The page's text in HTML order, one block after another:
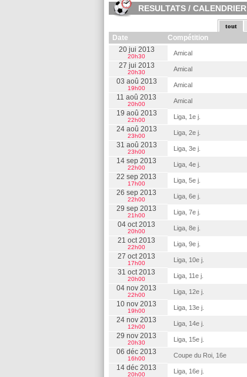
RESULTATS / CALENDRIER
tout
Date Compétition
20 jui 2013
20h30 Amical
27 jui 2013
20h30 Amical
03 aoû 2013
19h00 Amical
11 aoû 2013
20h00 Amical
19 aoû 2013
22h00 Liga, 1e j.
24 aoû 2013
23h00 Liga, 2e j.
31 aoû 2013
23h00 Liga, 3e j.
14 sep 2013
22h00 Liga, 4e j.
22 sep 2013
17h00 Liga, 5e j.
26 sep 2013
22h00 Liga, 6e j.
29 sep 2013
21h00 Liga, 7e j.
04 oct 2013
20h00 Liga, 8e j.
21 oct 2013
22h00 Liga, 9e j.
27 oct 2013
17h00 Liga, 10e j.
31 oct 2013
20h00 Liga, 11e j.
04 nov 2013
22h00 Liga, 12e j.
10 nov 2013
19h00 Liga, 13e j.
24 nov 2013
12h00 Liga, 14e j.
29 nov 2013
20h30 Liga, 15e j.
06 déc 2013
16h00 Coupe du Roi, 16e
14 déc 2013
20h00 Liga, 16e j.